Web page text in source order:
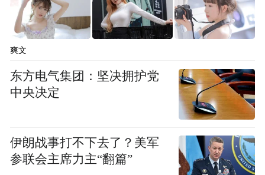
爽文
东方电气集团：坚决拥护党
中央决定
伊朗战事打不下去了？美军
参联会主席力主“翻篇”